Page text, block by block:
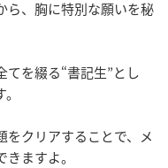
ら、胸に特別な願いを秘
を綴る“書記生”とし
をクリアすることで、メ
ますよ。